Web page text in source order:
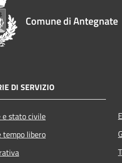
Comune di Antegnate
DI SERVIZIO
e stato civile
tempo libero